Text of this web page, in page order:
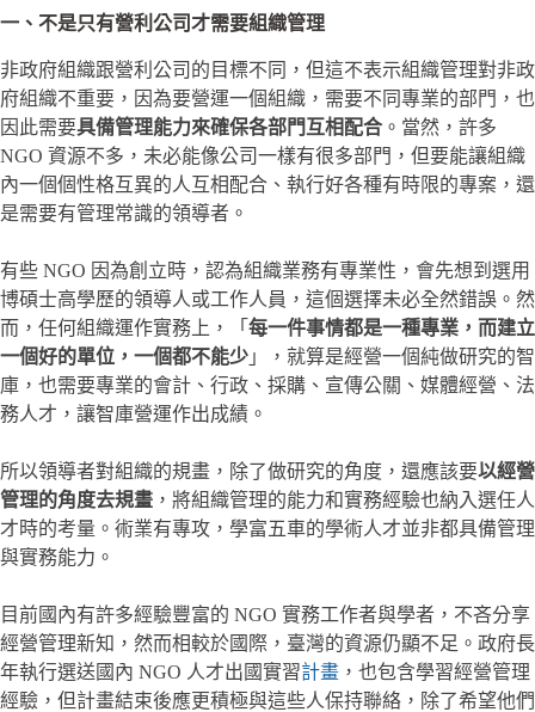
一、不是只有營利公司才需要組織管理
非政府組織跟營利公司的目標不同，但這不表示組織管理對非政
府組織不重要，因為要營運一個組織，需要不同專業的部門，也
因此需要具備管理能力來確保各部門互相配合 。當然，許多
NGO 資源不多，未必能像公司一樣有很多部門，但要能讓組織
內一個個性格互異的人互相配合、執行好各種有時限的專案，還
是需要有管理常識的領導者。
有些 NGO 因為創立時，認為組織業務有專業性，會先想到選用
博碩士高學歷的領導人或工作人員，這個選擇未必全然錯誤。然
而，任何組織運作實務上，「 每一件事情都是一種專業，而建立
一個好的單位，一個都不能少 」，就算是經營一個純做研究的智
庫，也需要專業的會計、行政、採購、宣傳公關、媒體經營、法
務人才，讓智庫營運作出成績。
所以領導者對組織的規畫，除了做研究的角度，還應該要以經營
管理的角度去規畫 ，將組織管理的能力和實務經驗也納入選任人
才時的考量。術業有專攻，學富五車的學術人才並非都具備管理
與實務能力。
目前國內有許多經驗豐富的 NGO 實務工作者與學者，不吝分享
經營管理新知，然而相較於國際，臺灣的資源仍顯不足。政府長
年執行選送國內 NGO 人才出國實習計畫 ，也包含學習經營管理
經驗，但計畫結束後應更積極與這些人保持聯絡，除了希望他們